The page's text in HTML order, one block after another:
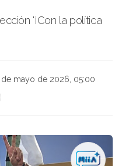
'¡Con la política
de mayo de 2026, 05:00